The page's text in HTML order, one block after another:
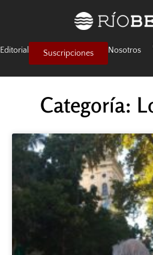
Editorial Suscripciones Nosotros
Categoría: